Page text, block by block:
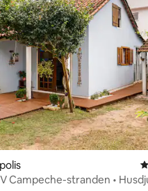
Campeche-stranden •